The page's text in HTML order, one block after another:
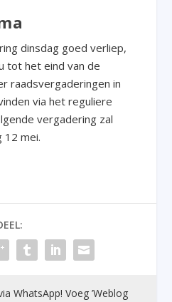
dinsdag goed verliep,
tot het eind van de
raadsvergaderingen in
via het reguliere
vergadering zal
12 mei.
WhatsApp! Voeg ’Weblog